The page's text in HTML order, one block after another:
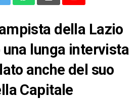
della Lazio
lunga intervista
anche del suo
Capitale